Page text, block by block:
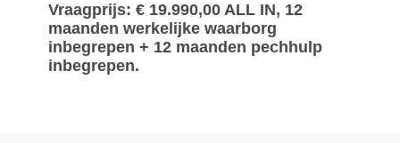
Vraagprijs: € 19.990,00 ALL IN, 12
maanden werkelijke waarborg
inbegrepen + 12 maanden pechhulp
inbegrepen.